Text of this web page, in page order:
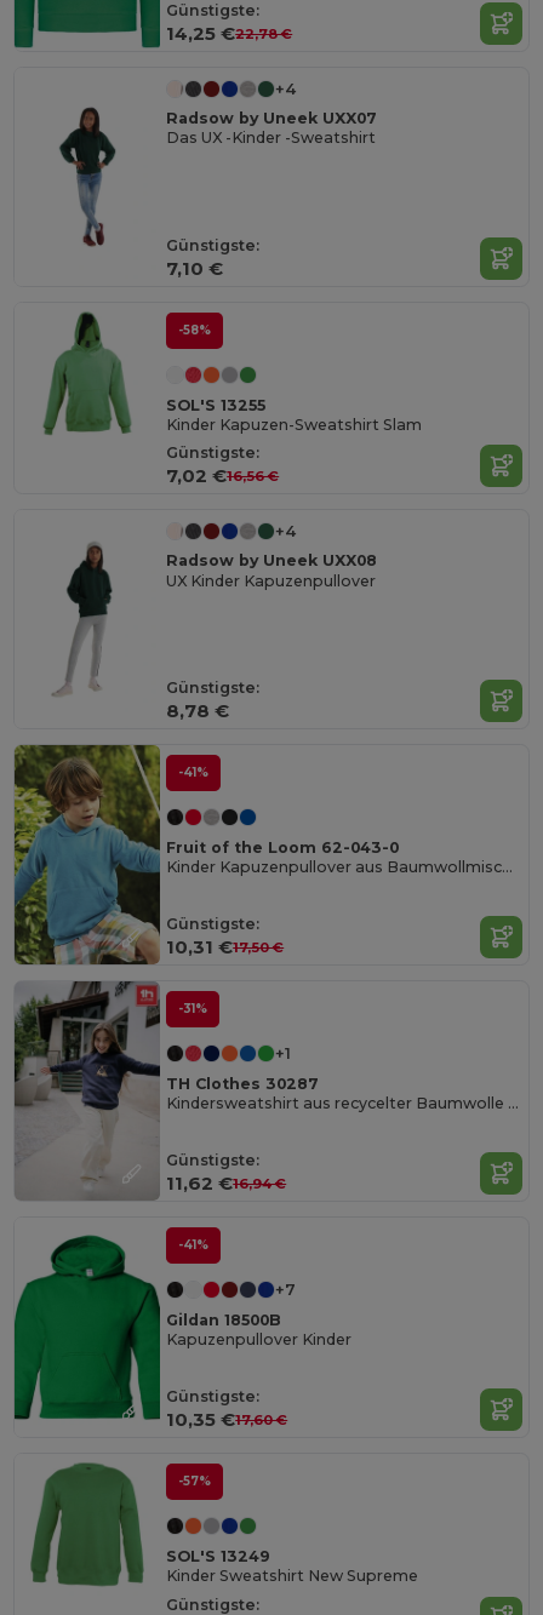
Günstigste:
14,25 €22,78 €
+4
Radsow by Uneek UXX07
Das UX -Kinder -Sweatshirt
Günstigste:
7,10 €
-58%
SOL'S 13255
Kinder Kapuzen-Sweatshirt Slam
Günstigste:
7,02 €16,56 €
+4
Radsow by Uneek UXX08
UX Kinder Kapuzenpullover
Günstigste:
8,78 €
-41%
Fruit of the Loom 62-043-0
Kinder Kapuzenpullover aus Baumwollmischung
Günstigste:
10,31 €17,50 €
-31%
+1
TH Clothes 30287
Kindersweatshirt aus recycelter Baumwolle und Polyester
Günstigste:
11,62 €16,94 €
-41%
+7
Gildan 18500B
Kapuzenpullover Kinder
Günstigste:
10,35 €17,60 €
-57%
SOL'S 13249
Kinder Sweatshirt New Supreme
Günstigste: